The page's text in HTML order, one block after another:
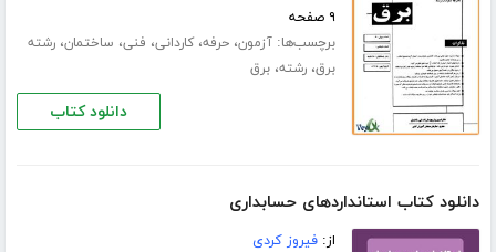
۹ صفحه
برچسب‌ها:آزمون،حرفه،کاردانی، فنی، ساختمان،رشته
برق،رشته،برق
دانلود کتاب
دانلود کتاب استانداردهای حسابداری
از:فیروز کردی